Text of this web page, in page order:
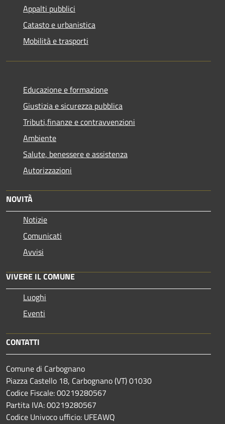
Appalti pubblici
Catasto e urbanistica
Mobilità e trasporti
Educazione e formazione
Giustizia e sicurezza pubblica
Tributi,finanze e contravvenzioni
Ambiente
Salute, benessere e assistenza
Autorizzazioni
NOVITÀ
Notizie
Comunicati
Avvisi
VIVERE IL COMUNE
Luoghi
Eventi
CONTATTI
Comune di Carbognano
Piazza Castello 18, Carbognano (VT) 01030
Codice Fiscale: 00219280567
Partita IVA: 00219280567
Codice Univoco ufficio: UFEAWQ